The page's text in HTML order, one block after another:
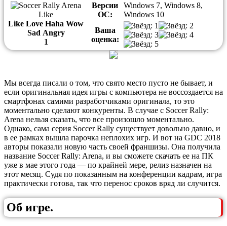
Like
Like Love Haha Wow
Sad Angry
1
Версии
ОС:
Windows 7, Windows 8,
Windows 10
Ваша
оценка:
Мы всегда писали о том, что свято место пусто не бывает, и
если оригинальная идея игры с компьютера не воссоздается на
смартфонах самими разработчиками оригинала, то это
моментально сделают конкуренты. В случае с Soccer Rally:
Arena нельзя сказать, что все произошло моментально.
Однако, сама серия Soccer Rally существует довольно давно, и
в ее рамках вышла парочка неплохих игр. И вот на GDC 2018
авторы показали новую часть своей франшизы. Она получила
название Soccer Rally: Arena, и вы сможете скачать ее на ПК
уже в мае этого года — по крайней мере, релиз назначен на
этот месяц. Судя по показанным на конференции кадрам, игра
практически готова, так что перенос сроков вряд ли случится.
Об игре.